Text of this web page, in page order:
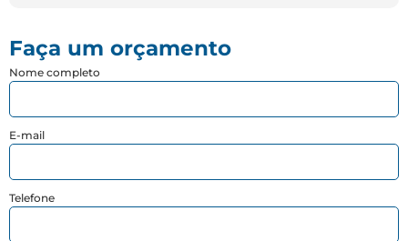
Faça um orçamento
Nome completo
E-mail
Telefone